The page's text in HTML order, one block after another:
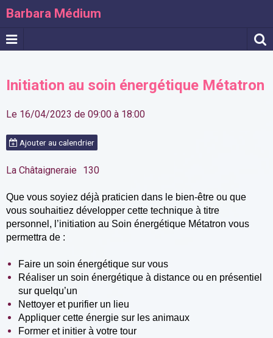
Barbara Médium
Initiation au soin énergétique Métatron
Le 16/04/2023 de 09:00 à 18:00
Ajouter au calendrier
La Châtaigneraie 130
Que vous soyiez déjà praticien dans le bien-être ou que
vous souhaitiez développer cette technique à titre
personnel, l’initiation au Soin énergétique Métatron vous
permettra de :
Faire un soin énergétique sur vous
Réaliser un soin énergétique à distance ou en présentiel
sur quelqu’un
Nettoyer et purifier un lieu
Appliquer cette énergie sur les animaux
Former et initier à votre tour